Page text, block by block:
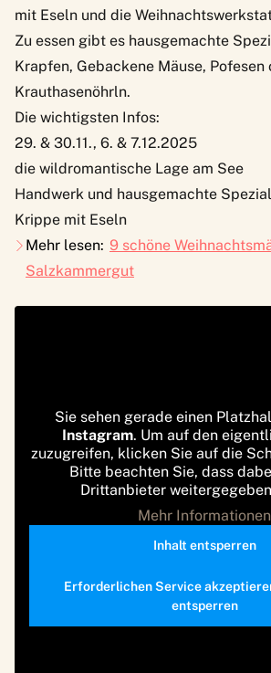
mit Eseln und die
Zu essen gibt es hausgemachte
Krapfen, Gebackene Mäuse, Pofesen
Krauthasenöhrln.
Die wichtigsten Infos:
29. & 30.11., 6. & 7.12.2025
die wildromantische Lage am See
Handwerk und hausgemachte
Krippe mit Eseln
Mehr lesen: 9 schöne
Salzkammergut
Sie sehen gerade einen
Instagram. Um auf den
zuzugreifen, klicken Sie auf die
Bitte beachten Sie, dass
Drittanbieter
Mehr Informationen
Inhalt entsperren
Erforderlichen Service
entsperren